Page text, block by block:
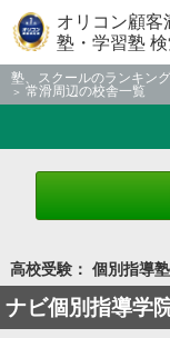
オリコン顧客
塾・学習塾 検
塾、スクールのランキン
常滑周辺の校舎一覧
高校受験： 個別指導塾
ナビ個別指導学